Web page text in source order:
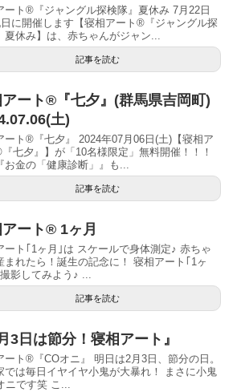
ート®『ジャングル探検隊』夏休み 7月22日
に開催します【寝相アート®︎『ジャングル探
夏休み】は、赤ちゃんがジャン...
記事を読む
ート®︎『七夕』(群馬県吉岡町)
土)
ート®『七夕』 2024年07月06日(土)【寝相ア
七夕』】が「10名様限定」無料開催！！！
お金の「健康診断」』も...
記事を読む
ート® 1ヶ月
ート｢1ヶ月｣は スケールで身体測定♪ 赤ちゃ
まれたら！誕生の記念に！ 寝相アート｢1ヶ
影してみよう♪ ...
記事を読む
3日は節分！寝相アート』
ート®︎『COオニ』 明日は2月3日、節分の日。
では毎日イヤイヤ小鬼が大暴れ！ まさに小鬼
ニです笑 こ...